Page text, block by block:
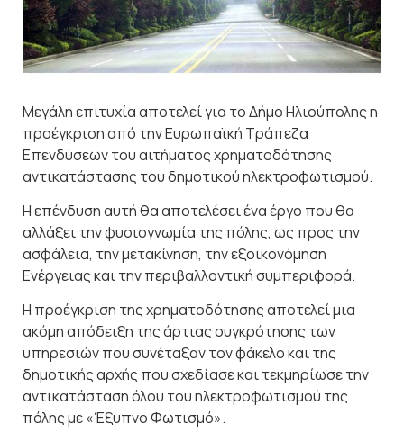
Μεγάλη επιτυχία αποτελεί για το Δήμο Ηλιούπολης η
προέγκριση από την Ευρωπαϊκή Τράπεζα
Επενδύσεων του αιτήματος χρηματοδότησης
αντικατάστασης του δημοτικού ηλεκτροφωτισμού.
Η επένδυση αυτή θα αποτελέσει ένα έργο που θα
αλλάξει την φυσιογνωμία της πόλης, ως προς την
ασφάλεια, την μετακίνηση, την εξοικονόμηση
Ενέργειας και την περιβαλλοντική συμπεριφορά.
Η προέγκριση της χρηματοδότησης αποτελεί μια
ακόμη απόδειξη της άρτιας συγκρότησης των
υπηρεσιών που συνέταξαν τον φάκελο και της
δημοτικής αρχής που σχεδίασε και τεκμηρίωσε την
αντικατάσταση όλου του ηλεκτροφωτισμού της
πόλης με «Έξυπνο Φωτισμό».